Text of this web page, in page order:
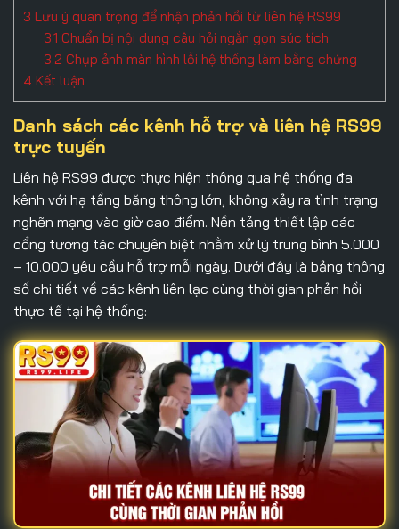
3 Lưu ý quan trọng để nhận phản hồi từ liên hệ RS99
3.1 Chuẩn bị nội dung câu hỏi ngắn gọn súc tích
3.2 Chụp ảnh màn hình lỗi hệ thống làm bằng chứng
4 Kết luận
Danh sách các kênh hỗ trợ và liên hệ RS99
trực tuyến
Liên hệ RS99 được thực hiện thông qua hệ thống đa
kênh với hạ tầng băng thông lớn, không xảy ra tình trạng
nghẽn mạng vào giờ cao điểm. Nền tảng thiết lập các
cổng tương tác chuyên biệt nhằm xử lý trung bình 5.000
– 10.000 yêu cầu hỗ trợ mỗi ngày. Dưới đây là bảng thông
số chi tiết về các kênh liên lạc cùng thời gian phản hồi
thực tế tại hệ thống: